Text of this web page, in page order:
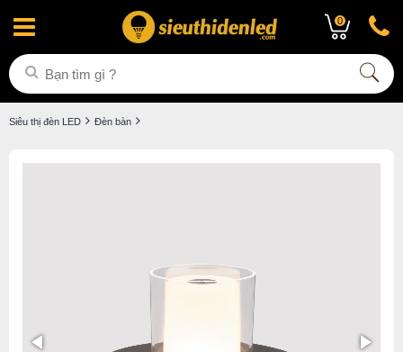
0
Siêu thị đèn LED Đèn bàn